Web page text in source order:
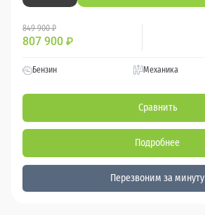
849 900 ₽
807 900 ₽
Бензин Механика
Сравнить
Подробнее
Перезвоним за минуту